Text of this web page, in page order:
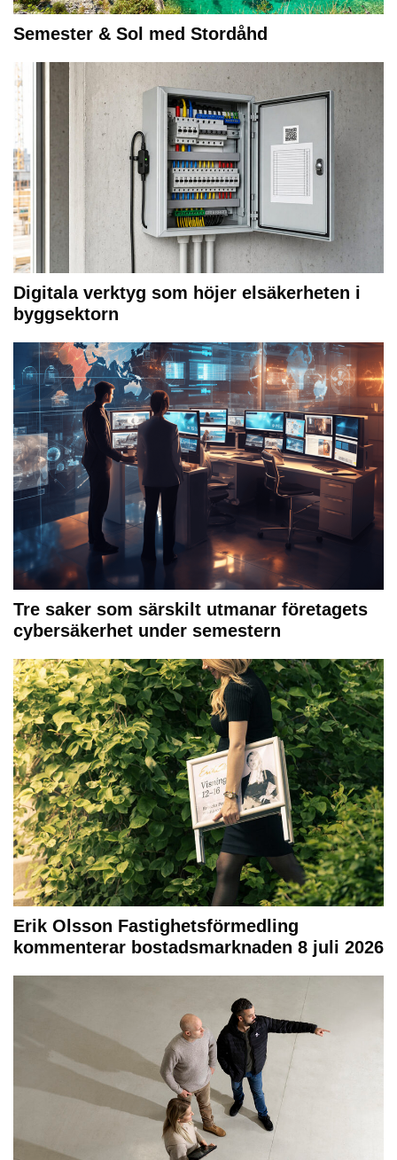
Semester & Sol med Stordåhd
Digitala verktyg som höjer elsäkerheten i
byggsektorn
Tre saker som särskilt utmanar företagets
cybersäkerhet under semestern
Erik Olsson Fastighetsförmedling
kommenterar bostadsmarknaden 8 juli 2026